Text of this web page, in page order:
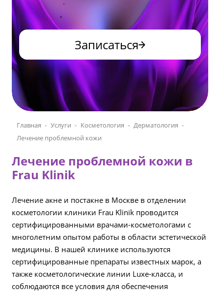
Записаться
Главная Услуги Косметология
Дерматология
Лечение проблемной кожи
Лечение проблемной кожи в
Frau Klinik
Лечение акне и постакне в Москве в отделении
косметологии клиники Frau Klinik проводится
сертифицированными врачами-косметологами с
многолетним опытом работы в области эстетической
медицины. В нашей клинике используются
сертифицированные препараты известных марок, а
также косметологические линии Luxe-класса, и
соблюдаются все условия для обеспечения